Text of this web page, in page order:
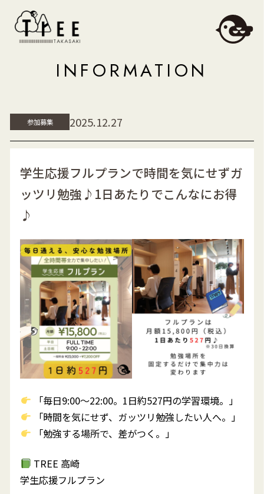
INFORMATION
参加募集 2025.12.27
学生応援フルプランで時間を気にせずガ
ッツリ勉強♪1日あたりでこんなにお得
♪
「毎日9:00〜22:00。1日約527円の学習環境。」
「時間を気にせず、ガッツリ勉強したい人へ。」
「勉強する場所で、差がつく。」
TREE 高崎
学生応援フルプラン